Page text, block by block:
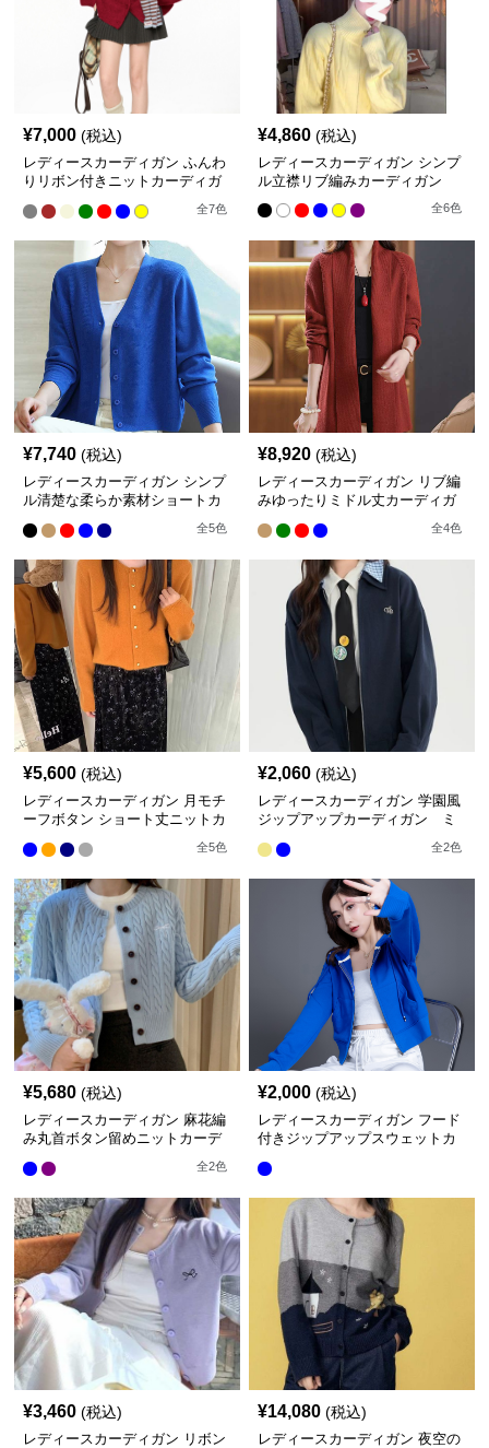
¥7,000 (税込)
レディースカーディガン ふんわ
りリボン付きニットカーディガ
全7色
¥4,860 (税込)
レディースカーディガン シンプ
ル立襟リブ編みカーディガン
全6色
¥7,740 (税込)
レディースカーディガン シンプ
ル清楚な柔らか素材ショートカ
全5色
¥8,920 (税込)
レディースカーディガン リブ編
みゆったりミドル丈カーディガ
全4色
¥5,600 (税込)
レディースカーディガン 月モチ
ーフボタン ショート丈ニットカ
全5色
¥2,060 (税込)
レディースカーディガン 学園風
ジップアップカーディガン ミ
全2色
¥5,680 (税込)
レディースカーディガン 麻花編
み丸首ボタン留めニットカーデ
全2色
¥2,000 (税込)
レディースカーディガン フード
付きジップアップスウェットカ
ィガン
¥3,460 (税込)
レディースカーディガン リボン
¥14,080 (税込)
レディースカーディガン 夜空の